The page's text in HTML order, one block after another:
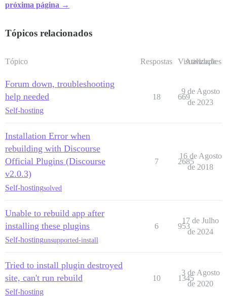
próxima página →
Tópicos relacionados
Tópico Respostas Visualizações
Atividade
Forum down, troubleshooting
help needed
Self-hosting
18 669
9 de Agosto
de 2023
Installation Error when
rebuilding with Discourse
Official Plugins (Discourse
v2.0.3)
Self-hostingsolved
7 2685
16 de Agosto
de 2018
Unable to rebuild app after
installing these plugins
Self-hostingunsupported-install
6 953
17 de Julho
de 2024
Tried to install plugin destroyed
site, can't run rebuild
Self-hosting
10 1345
3 de Agosto
de 2020